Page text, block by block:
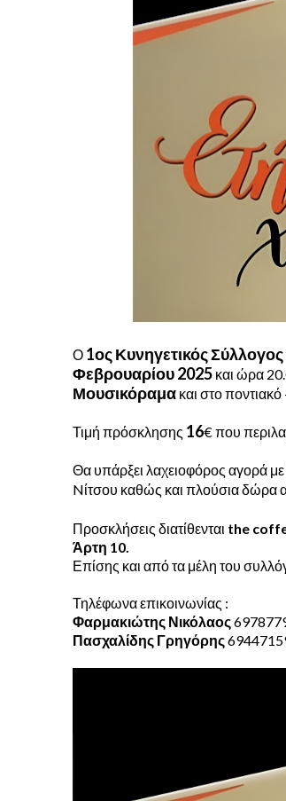
Ο 1ος Κυνηγετικός
Φεβρουαρίου 2025 και ώρα
Μουσικόραμα και στο
Τιμή πρόσκλησης 16€ που
Θα υπάρξει λαχειοφόρος αγορά
Nίτσου καθώς και πλούσια δώρα
Προσκλήσεις διατίθενται the
Άρτη 10.
Επίσης και από τα μέλη του
Τηλέφωνα επικοινωνίας :
Φαρμακιώτης Νικόλαος
Πασχαλίδης Γρηγόρης